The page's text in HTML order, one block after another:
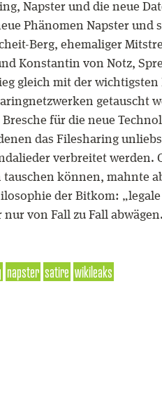
Napster und die neue
Phänomen Napster und
Berg, ehemaliger
Konstantin von Notz,
gleich mit der
getauscht
für die neue
das Filesharing
verbreitet werden.
können, mahnte
der Bitkom:
von Fall zu Fall abwägen.
napster satire wikileaks